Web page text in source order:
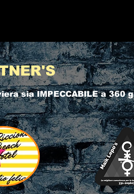
sia IMPECCABILE a 360